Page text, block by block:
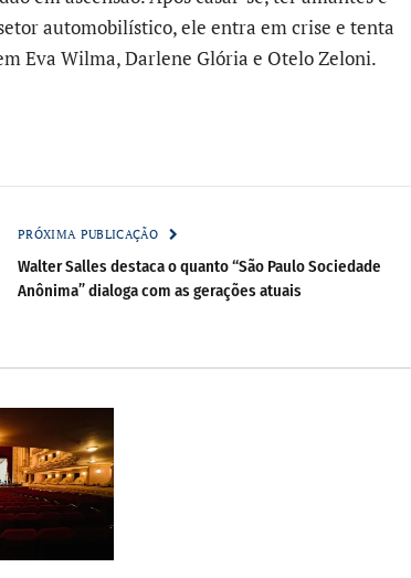
automobilístico, ele entra em crise e tenta
Eva Wilma, Darlene Glória e Otelo Zeloni.
PRÓXIMA PUBLICAÇÃO
Walter Salles destaca o quanto “São Paulo Sociedade
Anônima” dialoga com as gerações atuais